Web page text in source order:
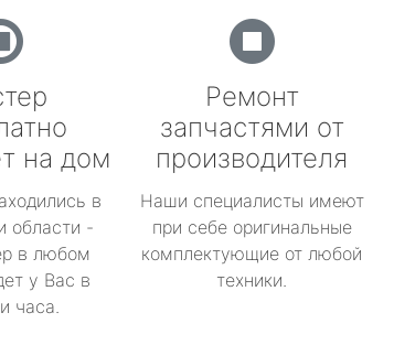
на дом
в
области -
в любом
у Вас в
часа.
Ремонт
запчастями от
производителя
Наши специалисты имеют
при себе оригинальные
комплектующие от любой
техники.